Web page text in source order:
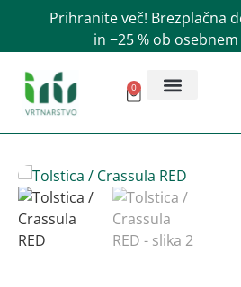
Prihranite več! Brezplačna
in −25 % ob
0